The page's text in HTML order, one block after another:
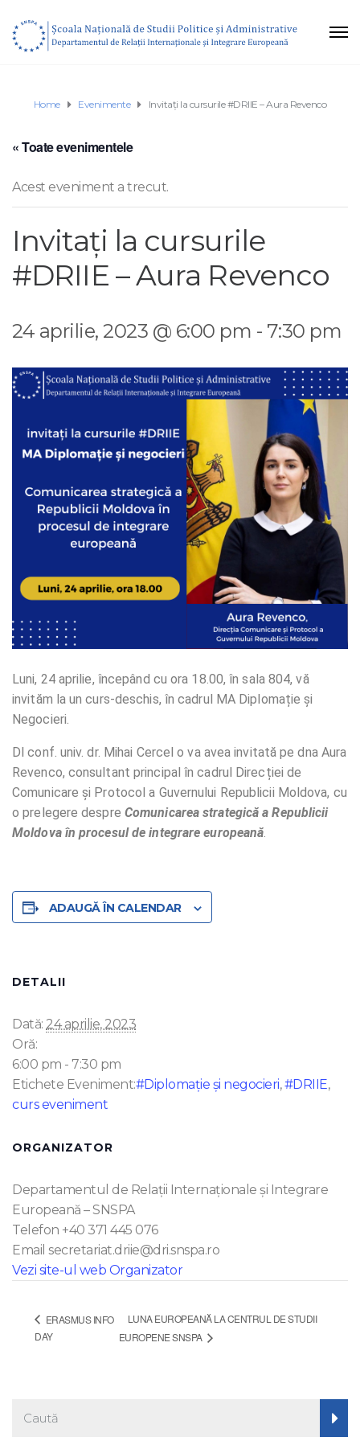
Home Evenimente Invitați la cursurile #DRIIE – Aura Revenco
« Toate evenimentele
Acest eveniment a trecut.
Invitați la cursurile
#DRIIE – Aura Revenco
24 aprilie, 2023 @ 6:00 pm - 7:30 pm
Luni, 24 aprilie, începând cu ora 18.00, în sala 804, vă
invităm la un curs-deschis, în cadrul MA Diplomație și
Negocieri.
Dl conf. univ. dr. Mihai Cercel o va avea invitată pe dna Aura
Revenco, consultant principal în cadrul Direcției de
Comunicare și Protocol a Guvernului Republicii Moldova, cu
o prelegere despre Comunicarea strategică a Republicii
Moldova în procesul de integrare europeană.
ADAUGĂ ÎN CALENDAR
DETALII
Dată: 24 aprilie, 2023
Oră:
6:00 pm - 7:30 pm
Etichete Eveniment:#Diplomație și negocieri,#DRIIE,
curs eveniment
ORGANIZATOR
Departamentul de Relații Internaționale și Integrare
Europeană – SNSPA
Telefon +40 371 445 076
Email secretariat.driie@dri.snspa.ro
Vezi site-ul web Organizator
ERASMUS INFO
DAY
LUNA EUROPEANĂ LA CENTRUL DE STUDII
EUROPENE SNSPA